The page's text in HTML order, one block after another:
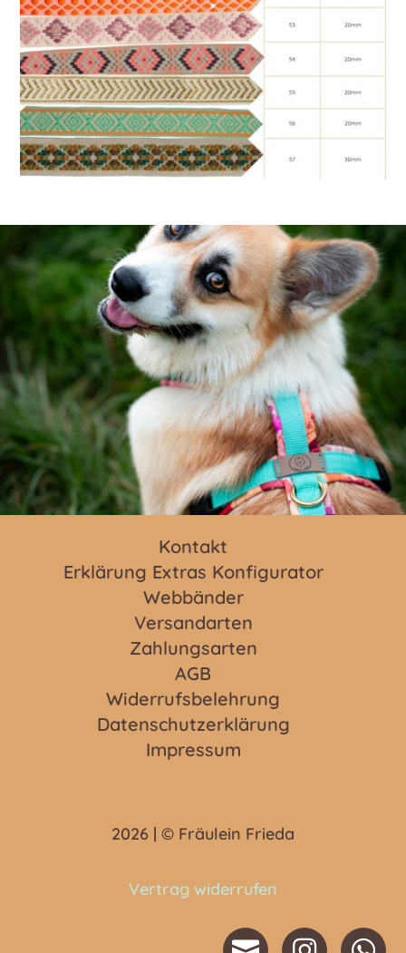
Kontakt
Erklärung Extras Konfigurator
Webbänder
Versandarten
Zahlungsarten
AGB
Widerrufsbelehrung
Datenschutzerklärung
Impressum
2026 | © Fräulein Frieda
Vertrag widerrufen